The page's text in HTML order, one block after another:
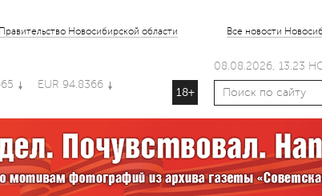
Правительство Новосибирской области Все новости
EUR 94.8366
18+
08.08.2026, 13.23